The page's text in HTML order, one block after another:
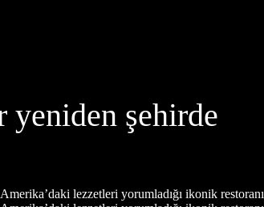
yeniden şehirde
lezzetleri yorumladığı ikonik